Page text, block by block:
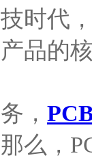
时代
品的
，
么，